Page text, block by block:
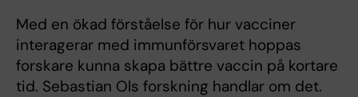
Med en ökad förståelse för hur vacciner
interagerar med immunförsvaret hoppas
forskare kunna skapa bättre vaccin på kortare
tid. Sebastian Ols forskning handlar om det.